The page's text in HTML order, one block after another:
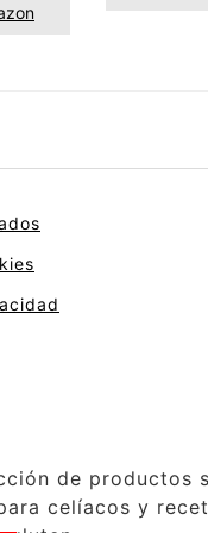
de productos
celíacos y